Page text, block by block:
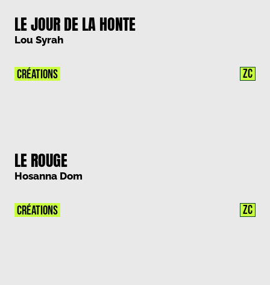
LE JOUR DE LA HONTE
Lou Syrah
LE ROUGE
Hosanna Dom
CRÉATIONS ZC
CRÉATIONS ZC